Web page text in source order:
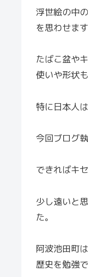
浮世絵の中
を思わせます
たばこ盆や
使いや形状
特に日本人
今回ブログ
できればキ
少し遠いと
た。
阿波池田町
歴史を勉強